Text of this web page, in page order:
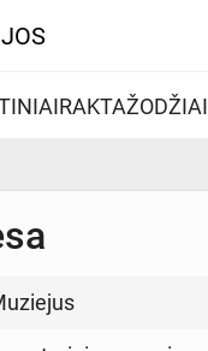
RAKTAŽODŽIAI